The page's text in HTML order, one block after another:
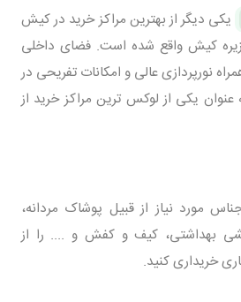
یکی دیگر از بهترین مراکز خرید در کیش
کیش واقع شده است. فضای داخلی
نورپردازی عالی و امکانات تفریحی در
یکی از لوکس ترین مراکز خرید از
مورد نیاز از قبیل پوشاک مردانه،
بهداشتی، کیف و کفش و .... را از
خریداری کنید.